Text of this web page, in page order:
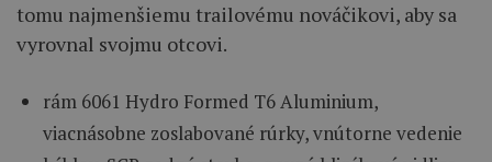
tomu najmenšiemu trailovému nováčikovi, aby sa
vyrovnal svojmu otcovi.
rám 6061 Hydro Formed T6Aluminium,
viacnásobne zoslabované rúrky,vnútorne vedenie